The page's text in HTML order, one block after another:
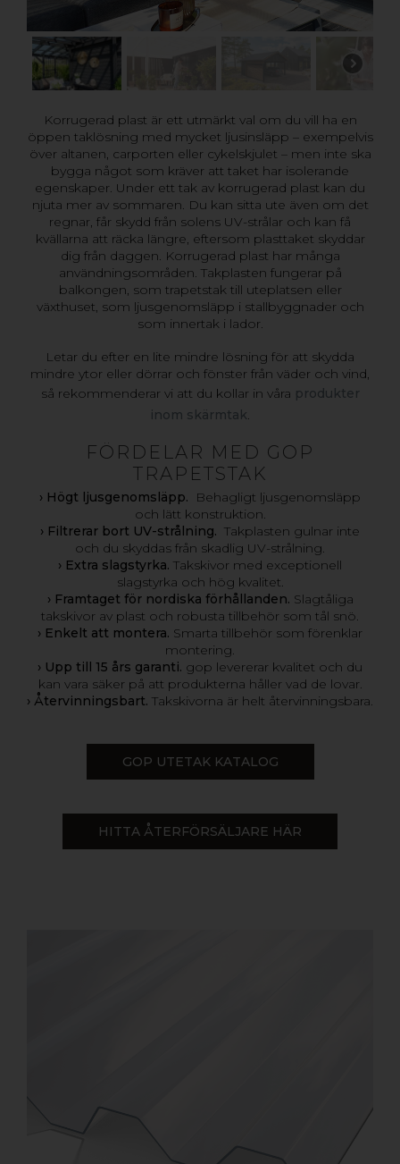
Korrugerad plast är ett utmärkt val om du vill ha en
öppen taklösning med mycket ljusinsläpp – exempelvis
över altanen, carporten eller cykelskjulet – men inte ska
bygga något som kräver att taket har isolerande
egenskaper. Under ett tak av korrugerad plast kan du
njuta mer av sommaren. Du kan sitta ute även om det
regnar, får skydd från solens UV-strålar och kan få
kvällarna att räcka längre, eftersom plasttaket skyddar
dig från daggen. Korrugerad plast har många
användningsområden. Takplasten fungerar på
balkongen, som trapetstak till uteplatsen eller
växthuset, som ljusgenomsläpp i stallbyggnader och
som innertak i lador.
Letar du efter en lite mindre lösning för att skydda
mindre ytor eller dörrar och fönster från väder och vind,
så rekommenderar vi att du kollar in våra produkter
inom skärmtak.
FÖRDELAR MED GOP
TRAPETSTAK
› Högt ljusgenomsläpp. Behagligt ljusgenomsläpp
och lätt konstruktion.
› Filtrerar bort UV-strålning. Takplasten gulnar inte
och du skyddas från skadlig UV-strålning.
› Extra slagstyrka. Takskivor med exceptionell
slagstyrka och hög kvalitet.
› Framtaget för nordiska förhållanden. Slagtåliga
takskivor av plast och robusta tillbehör som tål snö.
› Enkelt att montera. Smarta tillbehör som förenklar
montering.
› Upp till 15 års garanti. gop levererar kvalitet och du
kan vara säker på att produkterna håller vad de lovar.
› Återvinningsbart. Takskivorna är helt återvinningsbara.
GOP UTETAK KATALOG
HITTA ÅTERFÖRSÄLJARE HÄR